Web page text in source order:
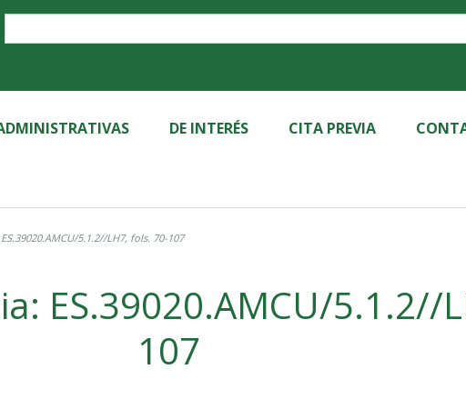
DE INTERÉS CITA PREVIA
5.1.2//LH7, fols. 70-107
ES.39020.AMCU/5.1.2//
107